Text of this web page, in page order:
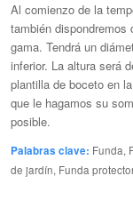
Al comienzo de la
también dispondremos
gama. Tendrá un
inferior. La altura será
plantilla de boceto en
que le hagamos su
posible.
Palabras clave: Funda,
de jardín, Funda